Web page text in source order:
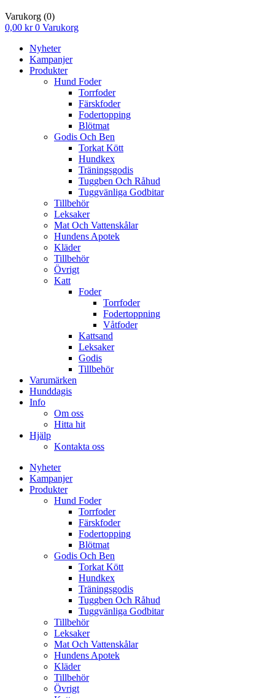
Varukorg (0)
0,00 kr 0 Varukorg
Nyheter
Kampanjer
Produkter
Hund Foder
Torrfoder
Färskfoder
Fodertopping
Blötmat
Godis Och Ben
Torkat Kött
Hundkex
Träningsgodis
Tuggben Och Råhud
Tuggvänliga Godbitar
Tillbehör
Leksaker
Mat Och Vattenskålar
Hundens Apotek
Kläder
Tillbehör
Övrigt
Katt
Foder
Torrfoder
Fodertoppning
Våtfoder
Kattsand
Leksaker
Godis
Tillbehör
Varumärken
Hunddagis
Info
Om oss
Hitta hit
Hjälp
Kontakta oss
Nyheter
Kampanjer
Produkter
Hund Foder
Torrfoder
Färskfoder
Fodertopping
Blötmat
Godis Och Ben
Torkat Kött
Hundkex
Träningsgodis
Tuggben Och Råhud
Tuggvänliga Godbitar
Tillbehör
Leksaker
Mat Och Vattenskålar
Hundens Apotek
Kläder
Tillbehör
Övrigt